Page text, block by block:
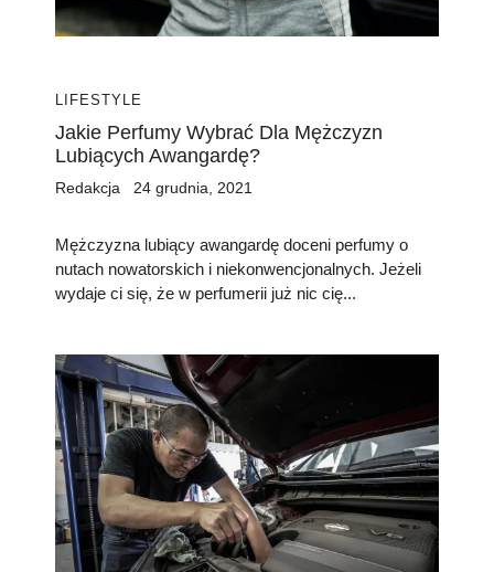
LIFESTYLE
Jakie Perfumy Wybrać Dla Mężczyzn
Lubiących Awangardę?
Redakcja 24 grudnia, 2021
Mężczyzna lubiący awangardę doceni perfumy o
nutach nowatorskich i niekonwencjonalnych. Jeżeli
wydaje ci się, że w perfumerii już nic cię...